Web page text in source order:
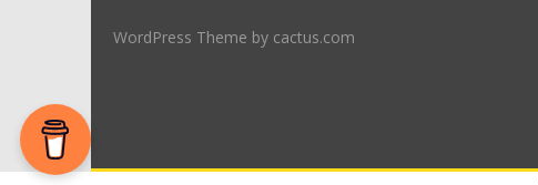
WordPress Theme by cactus.com